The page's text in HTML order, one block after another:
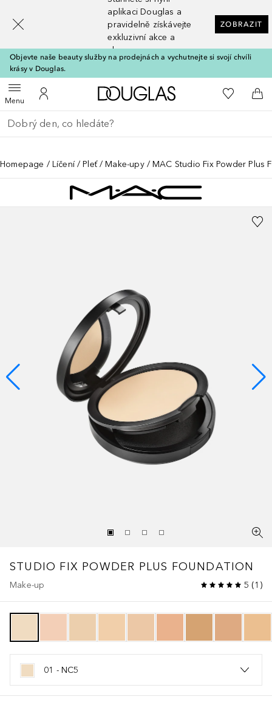
aplikaci Douglas a
pravidelně získávejte
exkluzivní akce a
slevy
ZOBRAZIT
Objevte naše beauty služby na prodejnách a vychutnejte si svojí chvíli
krásy v Douglas.
MenuOtevřít menuK mému účtu
Domů K mému
Do
Vraťte se
Proveďte vyhledávání
Homepage Líčení Pleť Make-upy MAC Studio Fix Powder Plus
STUDIO FIX POWDER PLUS FOUNDATION
Make-up 5 (1 )
01 - NC5
[navigation.slideout.screenreader]